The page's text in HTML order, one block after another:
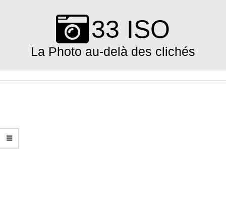
33 ISO
La Photo au-delà des clichés
Primary